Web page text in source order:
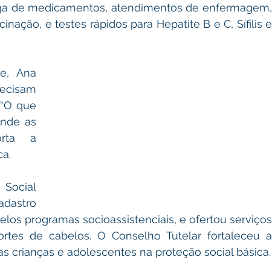
de medicamentos, atendimentos de enfermagem,
e testes rápidos para Hepatite B e C, Sífilis e
Ana
que
as
a
programas socioassistenciais, e ofertou serviços
de cabelos. O Conselho Tutelar fortaleceu a